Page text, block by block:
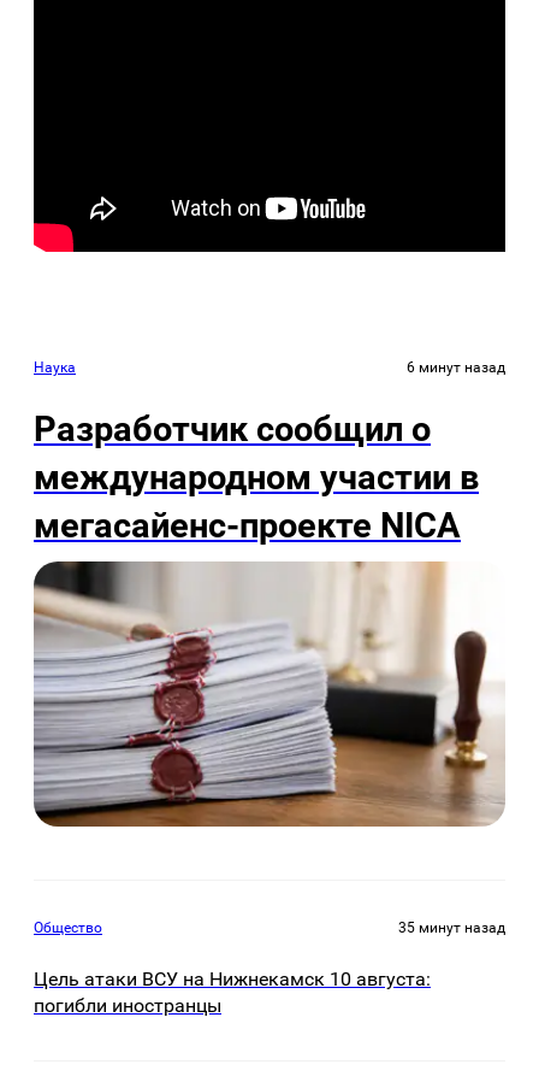
Наука 6 минут назад
Разработчик сообщил о
международном участии в
мегасайенс-проекте NICA
Общество 35 минут назад
Цель атаки ВСУ на Нижнекамск 10 августа:
погибли иностранцы